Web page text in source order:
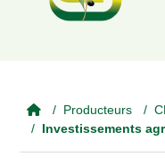
Producteurs
Investissements